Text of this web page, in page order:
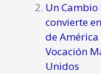
Un
convierte
de América
Vocación
Unidos